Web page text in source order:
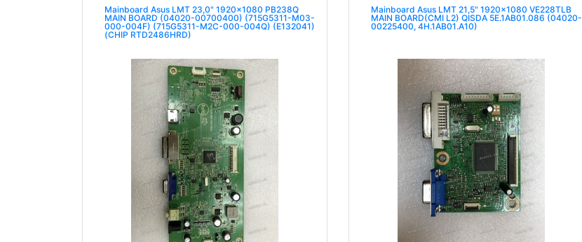
Mainboard Asus LMT 23,0" 1920x1080 PB238Q
MAIN BOARD (04020-00700400) (715G5311-M03-
000-004F) (715G5311-M2C-000-004Q) (E132041)
(CHIP RTD2486HRD)
Mainboard Asus LMT 21,5" 1920x1080 VE228TLB
MAIN BOARD(CMI L2) QISDA 5E.1AB01.086 (04020-
00225400, 4H.1AB01.A10)